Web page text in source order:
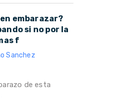
embarazar?
si no por la
f
Sanchez
de esta